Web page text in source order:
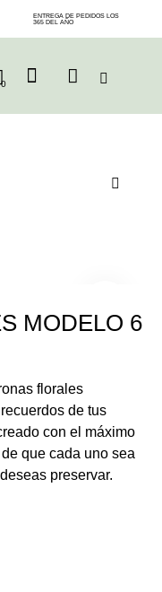
ENTREGA DE PEDIDOS LOS
365 DEL AÑO
0
MODELO 6
florales
de tus
con el máximo
que cada uno sea
preservar.